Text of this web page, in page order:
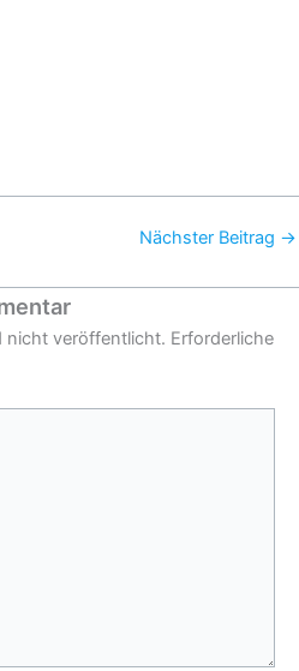
Nächster Beitrag →
nicht veröffentlicht. Erforderliche